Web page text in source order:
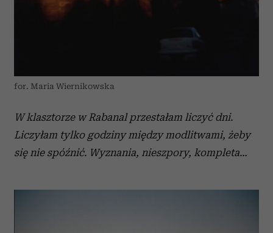
analizować ruch w naszej witrynie. Informacje o tym, jak
społecznościowym, reklamowym i analitycznym.
korzystania z ich usług.
for. Maria Wiernikowska
W klasztorze w Rabanal przestałam liczyć dni.
Liczyłam tylko godziny między modlitwami, żeby
się nie spóźnić. Wyznania, nieszpory, kompleta…